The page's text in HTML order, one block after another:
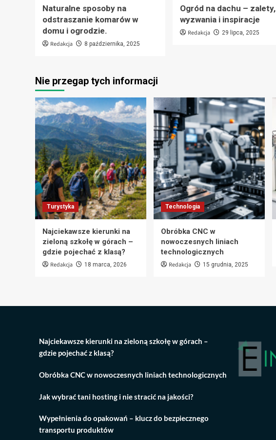
Naturalne sposoby na
odstraszanie komarów w
domu i ogrodzie.
Redakcja 8 października, 2025
Ogród na dachu – zalety,
wyzwania i inspiracje
Redakcja 29 lipca, 2025
Nie przegap tych informacji
Turystyka
Najciekawsze kierunki na
zieloną szkołę w górach –
gdzie pojechać z klasą?
Redakcja 18 marca, 2026
Technologia
Obróbka CNC w
nowoczesnych liniach
technologicznych
Redakcja 15 grudnia, 2025
Najciekawsze kierunki na zieloną szkołę w górach –
gdzie pojechać z klasą?
Obróbka CNC w nowoczesnych liniach technologicznych
Jak wybrać tani hosting i nie stracić na jakości?
Wypełnienia do opakowań – klucz do bezpiecznego
transportu produktów